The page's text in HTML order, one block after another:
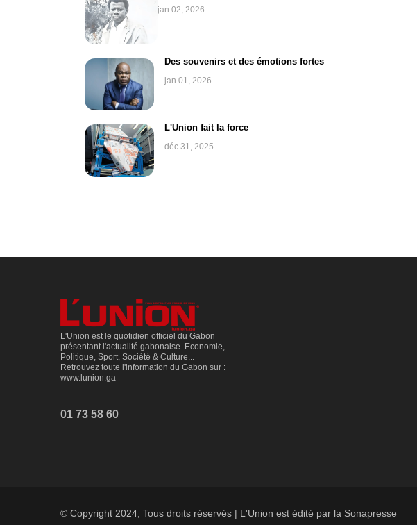
jan 02, 2026
Des souvenirs et des émotions fortes
jan 01, 2026
L'Union fait la force
déc 31, 2025
L'Union est le quotidien officiel du Gabon
présentant l'actualité gabonaise. Economie,
Politique, Sport, Société & Culture...
Retrouvez toute l'information du Gabon sur :
www.lunion.ga
01 73 58 60
© Copyright 2024, Tous droits réservés | L'Union est édité par la Sonapresse